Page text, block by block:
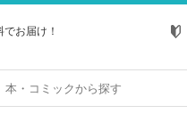
お届け！